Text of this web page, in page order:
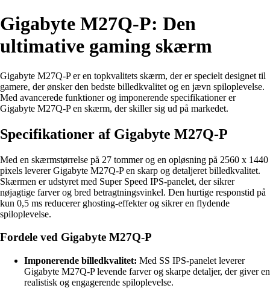
Gigabyte M27Q-P: Den
ultimative gaming skærm
Gigabyte M27Q-P er en topkvalitets skærm, der er specielt designet til
gamere, der ønsker den bedste billedkvalitet og en jævn spiloplevelse.
Med avancerede funktioner og imponerende specifikationer er
Gigabyte M27Q-P en skærm, der skiller sig ud på markedet.
Specifikationer af Gigabyte M27Q-P
Med en skærmstørrelse på 27 tommer og en opløsning på 2560 x 1440
pixels leverer Gigabyte M27Q-P en skarp og detaljeret billedkvalitet.
Skærmen er udstyret med Super Speed IPS-panelet, der sikrer
nøjagtige farver og bred betragtningsvinkel. Den hurtige responstid på
kun 0,5 ms reducerer ghosting-effekter og sikrer en flydende
spiloplevelse.
Fordele ved Gigabyte M27Q-P
Imponerende billedkvalitet: Med SS IPS-panelet leverer
Gigabyte M27Q-P levende farver og skarpe detaljer, der giver en
realistisk og engagerende spiloplevelse.